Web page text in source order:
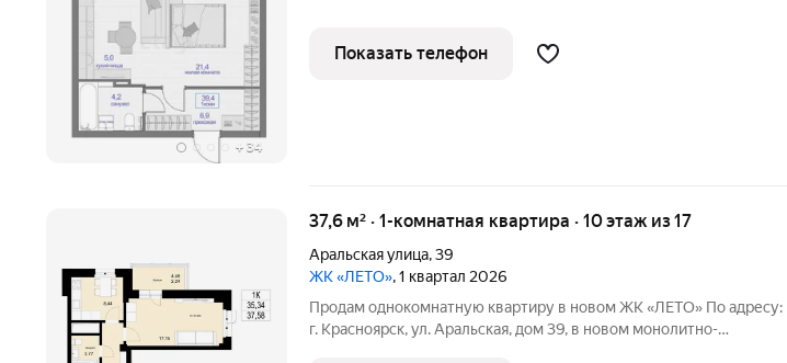
+ 34
Показать телефон
37,6 м² · 1-комнатная квартира · 10 этаж из 17
Аральская улица,39
ЖК «ЛЕТО», 1 квартал 2026
Продам однокомнатную квартиру в новом ЖК «ЛЕТО» По адресу:
г. Красноярск, ул. Аральская, дом 39, в новом монолитно-